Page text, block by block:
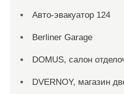
Aвто-эвакуатор 124
Berliner Garage
DOMUS, салон
DVERNOY, магазин